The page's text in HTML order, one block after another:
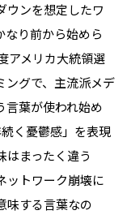
ウンを想定したワ
なり前から始めら
アメリカ大統領選
ングで、主流派メデ
言葉が使われ始め
く憂鬱感」を表現
はまったく違う
ットワーク崩壊に
味する言葉なの